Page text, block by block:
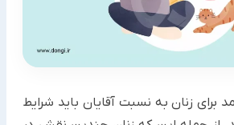
برای زنان به نسبت آقایان باید شرایط